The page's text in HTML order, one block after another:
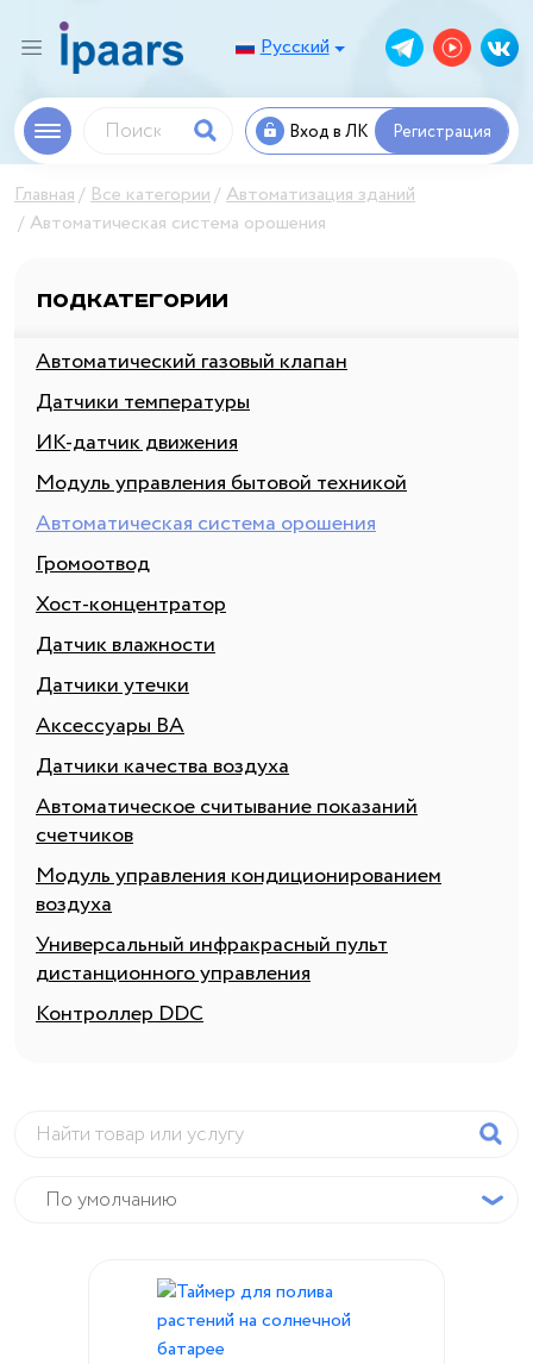
Русский
Вход в ЛК Регистрация
Главная Все категории Автоматизация зданий
Автоматическая система орошения
Подкатегории
Автоматический газовый клапан
Датчики температуры
ИК-датчик движения
Модуль управления бытовой техникой
Автоматическая система орошения
Громоотвод
Хост-концентратор
Датчик влажности
Датчики утечки
Аксессуары BA
Датчики качества воздуха
Автоматическое считывание показаний
счетчиков
Модуль управления кондиционированием
воздуха
Универсальный инфракрасный пульт
дистанционного управления
Контроллер DDC